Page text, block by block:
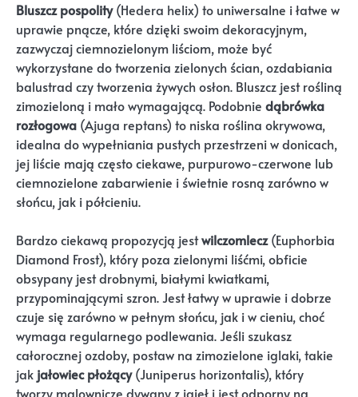
Bluszcz pospolity(Hedera helix) to uniwersalne i łatwe w
uprawie pnącze, które dzięki swoim dekoracyjnym,
zazwyczaj ciemnozielonym liściom, może być
wykorzystane do tworzenia zielonych ścian, ozdabiania
balustrad czy tworzenia żywych osłon. Bluszcz jest rośliną
zimozieloną i mało wymagającą. Podobnie dąbrówka
rozłogowa (Ajuga reptans) to niska roślina okrywowa,
idealna do wypełniania pustych przestrzeni w donicach,
jej liście mają często ciekawe, purpurowo-czerwone lub
ciemnozielone zabarwienie i świetnie rosną zarówno w
słońcu, jak i półcieniu.
Bardzo ciekawą propozycją jestwilczomlecz(Euphorbia
Diamond Frost), który poza zielonymi liśćmi, obficie
obsypany jest drobnymi, białymi kwiatkami,
przypominającymi szron. Jest łatwy w uprawie i dobrze
czuje się zarówno w pełnym słońcu, jak i w cieniu, choć
wymaga regularnego podlewania. Jeśli szukasz
całorocznej ozdoby, postaw na zimozielone iglaki, takie
jak jałowiec płożący(Juniperus horizontalis), który